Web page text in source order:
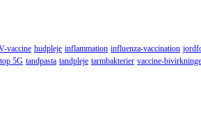
vaccine hudpleje inflammation influenza-vaccination
5G tandpasta tandpleje tarmbakterier vaccine-